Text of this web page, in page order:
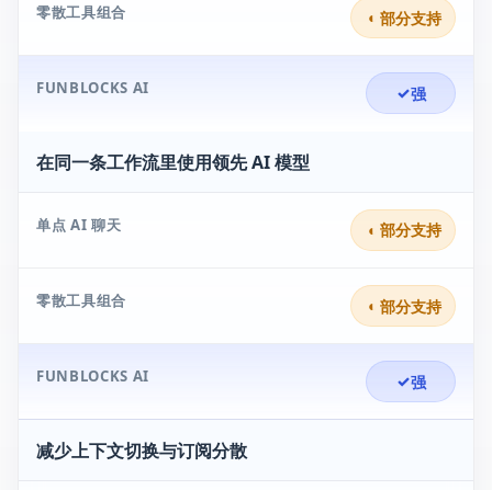
零散工具组合 ◐ 部分支持
FUNBLOCKS AI ✓强
在同一条工作流里使用领先 AI 模型
单点 AI 聊天 ◐ 部分支持
零散工具组合 ◐ 部分支持
FUNBLOCKS AI ✓强
减少上下文切换与订阅分散